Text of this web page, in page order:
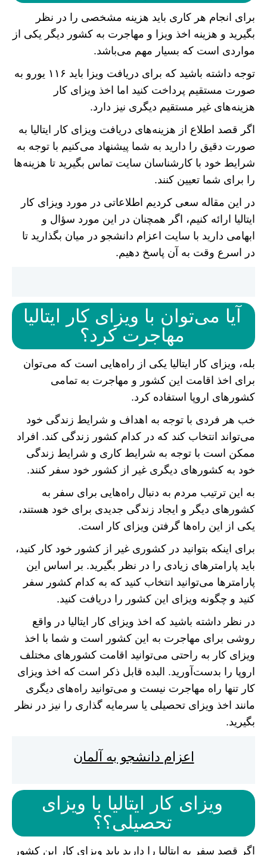
برای انجام هر کاری باید هزینه مشخصی را در نظر
بگیرید و هزینه اخذ ویزا و مهاجرت به کشور دیگر یکی از
مواردی است که بسیار مهم می‌باشد.
توجه داشته باشید که برای دریافت ویزا باید ۱۱۶ یورو به
صورت مستقیم پرداخت کنید اما اخذ ویزای کار
هزینه‌های غیر مستقیم دیگری نیز دارد.
اگر قصد اطلاع از هزینه‌های دریافت ویزای کار ایتالیا به
صورت دقیق را دارید به شما پیشنهاد می‌کنیم با توجه به
شرایط خود با کارشناسان سایت تماس بگیرید تا هزینه‌ها
را برای شما تعیین کنند.
در این مقاله سعی کردیم اطلاعاتی در مورد ویزای کار
ایتالیا ارائه کنیم، اگر همچنان در این مورد سؤال و
ابهامی دارید با سایت اعزام دانشجو در میان بگذارید تا
در اسرع وقت به آن پاسخ دهیم.
آیا می‌توان با ویزای کار ایتالیا
مهاجرت کرد؟
بله، ویزای کار ایتالیا یکی از راه‌هایی است که می‌توان
برای اخذ اقامت این کشور و مهاجرت به تمامی
کشور‌های اروپا استفاده کرد.
خب هر فردی با توجه به اهداف و شرایط زندگی خود
می‌تواند انتخاب کند که در کدام کشور زندگی کند. افراد
ممکن است با توجه به شرایط کاری و شرایط زندگی
خود به کشور‌های دیگری غیر از کشور خود سفر کنند.
به این ترتیب مردم به دنبال راه‌هایی برای سفر به
کشور‌های دیگر و ایجاد زندگی جدیدی برای خود هستند،
یکی از این راه‌ها گرفتن ویزای کار است.
برای اینکه بتوانید در کشوری غیر از کشور خود کار کنید،
باید پارامتر‌های زیادی را در نظر بگیرید. بر اساس این
پارامتر‌ها می‌توانید انتخاب کنید که به کدام کشور سفر
کنید و چگونه ویزای این کشور را دریافت کنید.
در نظر داشته باشید که اخذ ویزای کار ایتالیا در واقع
روشی برای مهاجرت به این کشور است و شما با اخذ
ویزای کار به راحتی می‌توانید اقامت کشور‌های مختلف
اروپا را بدست‌آورید. البده قابل ذکر است که اخذ ویزای
کار تنها راه مهاجرت نیست و می‌توانید راه‌های دیگری
مانند اخذ ویزای تحصیلی یا سرمایه گذاری را نیز در نظر
بگیرید.
اعزام دانشجو به آلمان
ویزای کار ایتالیا با ویزای
تحصیلی؟؟
اگر قصد سفر به ایتالیا را دارید باید ویزای کار این کشور